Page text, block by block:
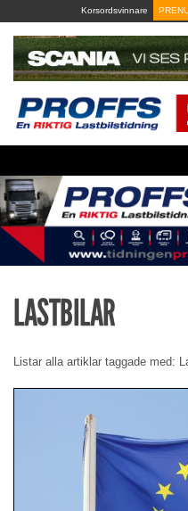
to
content
Korsordsvinnare
LASTBILAR
Listar alla artiklar taggade med: